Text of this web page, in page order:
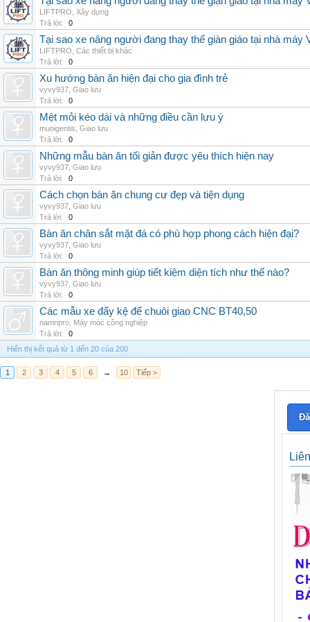
LIFTPRO
Xây dựng
Trả lời:
0
Tại sao xe nâng người đang thay thế giàn giáo tại nhà máy
LIFTPRO Các thiết bị khác
Trả lời:
0
Xu hướng bàn ăn hiện đại cho gia đình trẻ
vyvy937 Giao lưu
Trả lời:
0
Mệt mỏi kéo dài và những điều cần lưu ý
muoigentis Giao lưu
Trả lời:
0
Những mẫu bàn ăn tối giản được yêu thích hiện nay
vyvy937 Giao lưu
Trả lời:
0
Cách chọn bàn ăn chung cư đẹp và tiện dụng
vyvy937 Giao lưu
Trả lời:
0
Bàn ăn chân sắt mặt đá có phù hợp phong cách hiện đại?
vyvy937 Giao lưu
Trả lời:
0
Bàn ăn thông minh giúp tiết kiệm diện tích như thế nào?
vyvy937 Giao lưu
Trả lời:
0
Các mẫu xe đẩy kệ để chuôi giao CNC BT40,50
namnpro Máy móc công nghiệp
Trả lời:
0
Hiển thị kết quả từ 1 đến 20 của 200
1 2 3 4 5 6 → 10 Tiếp >